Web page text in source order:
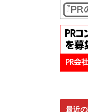
最近